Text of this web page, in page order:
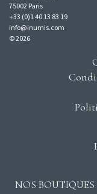
75002 Paris
+33 (0)1 40 13 83 19
info@inumis.com
© 2026
NOS BOUTIQUES